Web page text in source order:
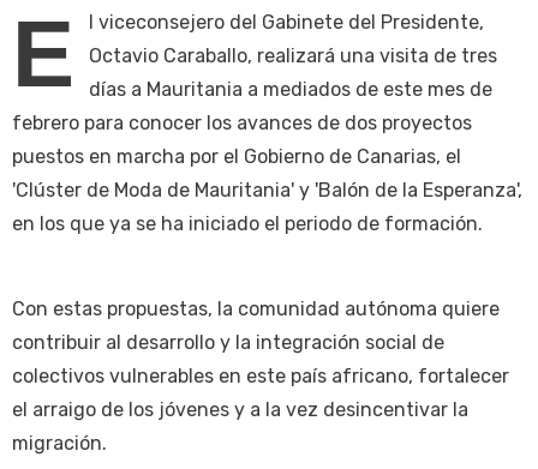
E
l viceconsejero del Gabinete del Presidente,
Octavio Caraballo, realizará una visita de tres
días a Mauritania a mediados de este mes de
febrero para conocer los avances de dos proyectos
puestos en marcha por el Gobierno de Canarias, el
'Clúster de Moda de Mauritania' y 'Balón de la Esperanza',
en los que ya se ha iniciado el periodo de formación.
Con estas propuestas, la comunidad autónoma quiere
contribuir al desarrollo y la integración social de
colectivos vulnerables en este país africano, fortalecer
el arraigo de los jóvenes y a la vez desincentivar la
migración.